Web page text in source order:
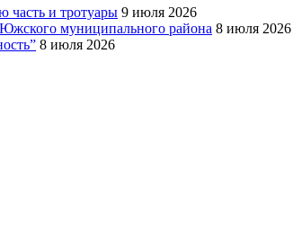
и тротуары 9 июля 2026
муниципального района 8 июля 2026
8 июля 2026